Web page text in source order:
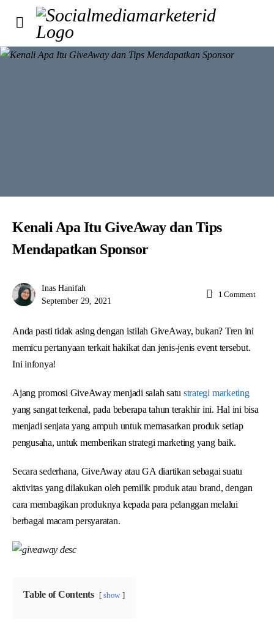
Kenali Apa Itu GiveAway dan Tips
Mendapatkan Sponsor
Inas Hanifah
September 29, 2021
1Comment
Anda pasti tidak asing dengan istilah GiveAway, bukan? Tren ini
memicu pertanyaan terkait hakikat dan jenis-jenis event tersebut.
Ini infonya!
Ajang promosi GiveAway menjadi salah satu strategi marketing
yang sangat terkenal, pada beberapa tahun terakhir ini. Hal ini bisa
menjadi senjata yang ampuh untuk memasarkan produk setiap
pengusaha, untuk memberikan strategi marketing yang baik.
Secara sederhana, GiveAway atau GA diartikan sebagai suatu
aktivitas yang dilakukan oleh pemilik produk atau brand, dengan
cara membagikan produknya kepada para pelanggan melalui
berbagai macam persyaratan.
Table of Contents show